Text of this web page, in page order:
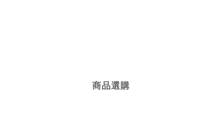
商品選購